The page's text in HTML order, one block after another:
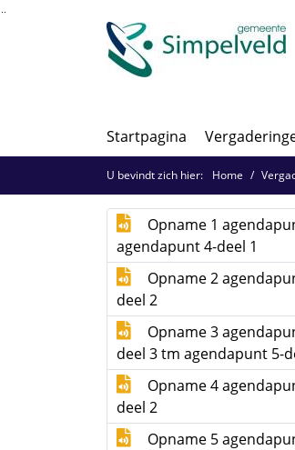
Ga naar de inhoud van deze pagina
Ga naar het zoeken
Ga naar het menu
Startpagina
U bevindt zich hier: Home
Opname 1
agendapunt 4-deel 1
Opname 2
deel 2
Opname 3
deel 3 tm agendapunt 5-
Opname 4
deel 2
Opname 5